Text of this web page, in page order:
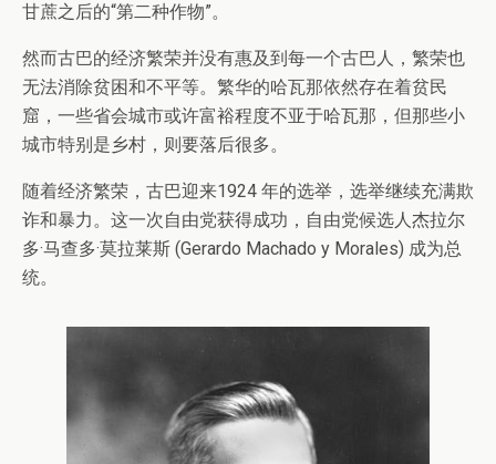
甘蔗之后的“第二种作物”。
然而古巴的经济繁荣并没有惠及到每一个古巴人，繁荣也
无法消除贫困和不平等。繁华的哈瓦那依然存在着贫民
窟，一些省会城市或许富裕程度不亚于哈瓦那，但那些小
城市特别是乡村，则要落后很多。
随着经济繁荣，古巴迎来1924 年的选举，选举继续充满欺
诈和暴力。这一次自由党获得成功，自由党候选人杰拉尔
多·马查多·莫拉莱斯 (Gerardo Machado y Morales) 成为总
统。